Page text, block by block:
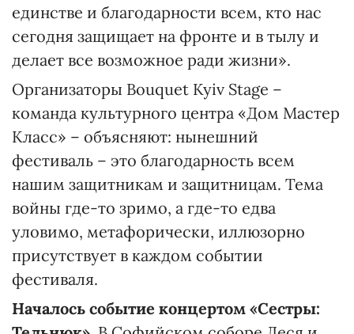
единстве и благодарности всем, кто нас
сегодня защищает на фронте и в тылу и
делает все возможное ради жизни».
Организаторы Bouquet Kyiv Stage –
команда культурного центра «Дом Мастер
Класс» – объясняют: нынешний
фестиваль – это благодарность всем
нашим защитникам и защитницам. Тема
войны где-то зримо, а где-то едва
уловимо, метафорически, иллюзорно
присутствует в каждом событии
фестиваля.
Началось событие концертом «Сестры: